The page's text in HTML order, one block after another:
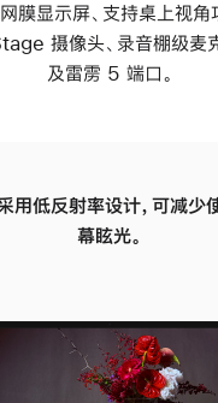
膜显示屏、支持桌上视
摄像头、录音棚级麦
及雷雳 5 端口。
用低反射率设计，可减少
幕眩光。